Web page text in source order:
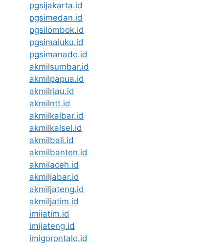
pgsijakarta.id
pgsimedan.id
pgsilombok.id
pgsimaluku.id
pgsimanado.id
akmilsumbar.id
akmilpapua.id
akmilriau.id
akmilntt.id
akmilkalbar.id
akmilkalsel.id
akmilbali.id
akmilbanten.id
akmilaceh.id
akmiljabar.id
akmiljateng.id
akmiljatim.id
imijatim.id
imijateng.id
imigorontalo.id